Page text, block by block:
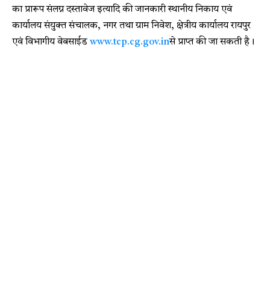
का प्रारूप संलग्न दस्तावेज इत्यादि की जानकारी स्थानीय निकाय एवं
कार्यालय संयुक्त संचालक, नगर तथा ग्राम निवेश, क्षेत्रीय कार्यालय रायपुर
एवं विभागीय वेबसाईडwww.tcp.cg.gov.inसे प्राप्त की जा सकती है।